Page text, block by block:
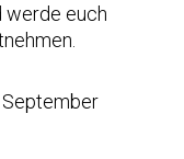
werde euch